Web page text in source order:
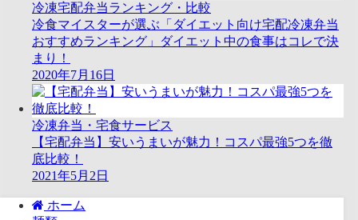
冷凍宅配弁当ランキング・比較
冷食マイスターが選ぶ「ダイエット向け宅配冷凍弁当
おすすめランキング」ダイエット中の食事はコレで決
まり！
2020年7月16日
冷凍弁当・宅食サービス
【宅配弁当】安いうまいが魅力！コスパ最強5つを徹
底比較！
2021年5月2日
ホーム